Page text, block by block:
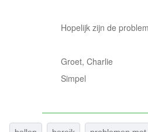
Hopelijk zijn de
Groet, Charlie
Simpel